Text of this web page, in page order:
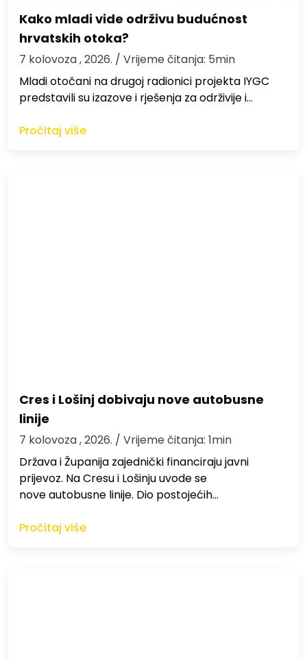
Kako mladi vide održivu budućnost
hrvatskih otoka?
7 kolovoza , 2026. / Vrijeme čitanja: 5min
Mladi otočani na drugoj radionici projekta IYGC
predstavili su izazove i rješenja za održivije i…
Pročitaj više
Cres i Lošinj dobivaju nove autobusne
linije
7 kolovoza , 2026. / Vrijeme čitanja: 1min
Država i Županija zajednički financiraju javni
prijevoz. Na Cresu i Lošinju uvode se
nove autobusne linije. Dio postojećih…
Pročitaj više